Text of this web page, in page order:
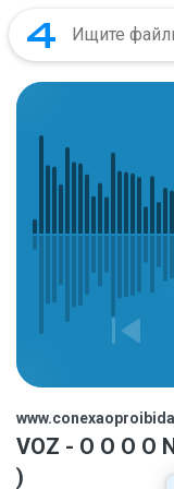
VOZ - O O O O
)